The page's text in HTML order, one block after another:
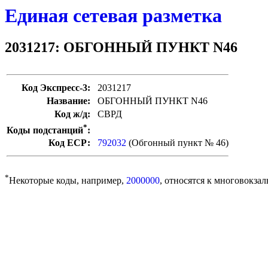
Единая сетевая разметка
2031217: ОБГОННЫЙ ПУНКТ N46
Код Экспресс-3:
2031217
Название:
ОБГОННЫЙ ПУНКТ N46
Код ж/д:
СВРД
Коды подстанций*:
Код ЕСР:
792032 (Обгонный пункт № 46)
*Некоторые коды, например, 2000000, относятся к